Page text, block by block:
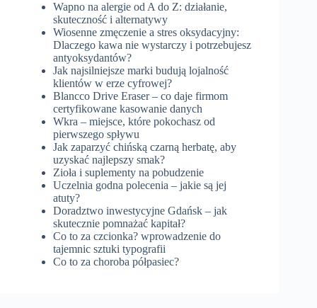
Wapno na alergie od A do Z: działanie,
skuteczność i alternatywy
Wiosenne zmęczenie a stres oksydacyjny:
Dlaczego kawa nie wystarczy i potrzebujesz
antyoksydantów?
Jak najsilniejsze marki budują lojalność
klientów w erze cyfrowej?
Blancco Drive Eraser – co daje firmom
certyfikowane kasowanie danych
Wkra – miejsce, które pokochasz od
pierwszego spływu
Jak zaparzyć chińską czarną herbatę, aby
uzyskać najlepszy smak?
Zioła i suplementy na pobudzenie
Uczelnia godna polecenia – jakie są jej
atuty?
Doradztwo inwestycyjne Gdańsk – jak
skutecznie pomnażać kapitał?
Co to za czcionka? wprowadzenie do
tajemnic sztuki typografii
Co to za choroba półpasiec?